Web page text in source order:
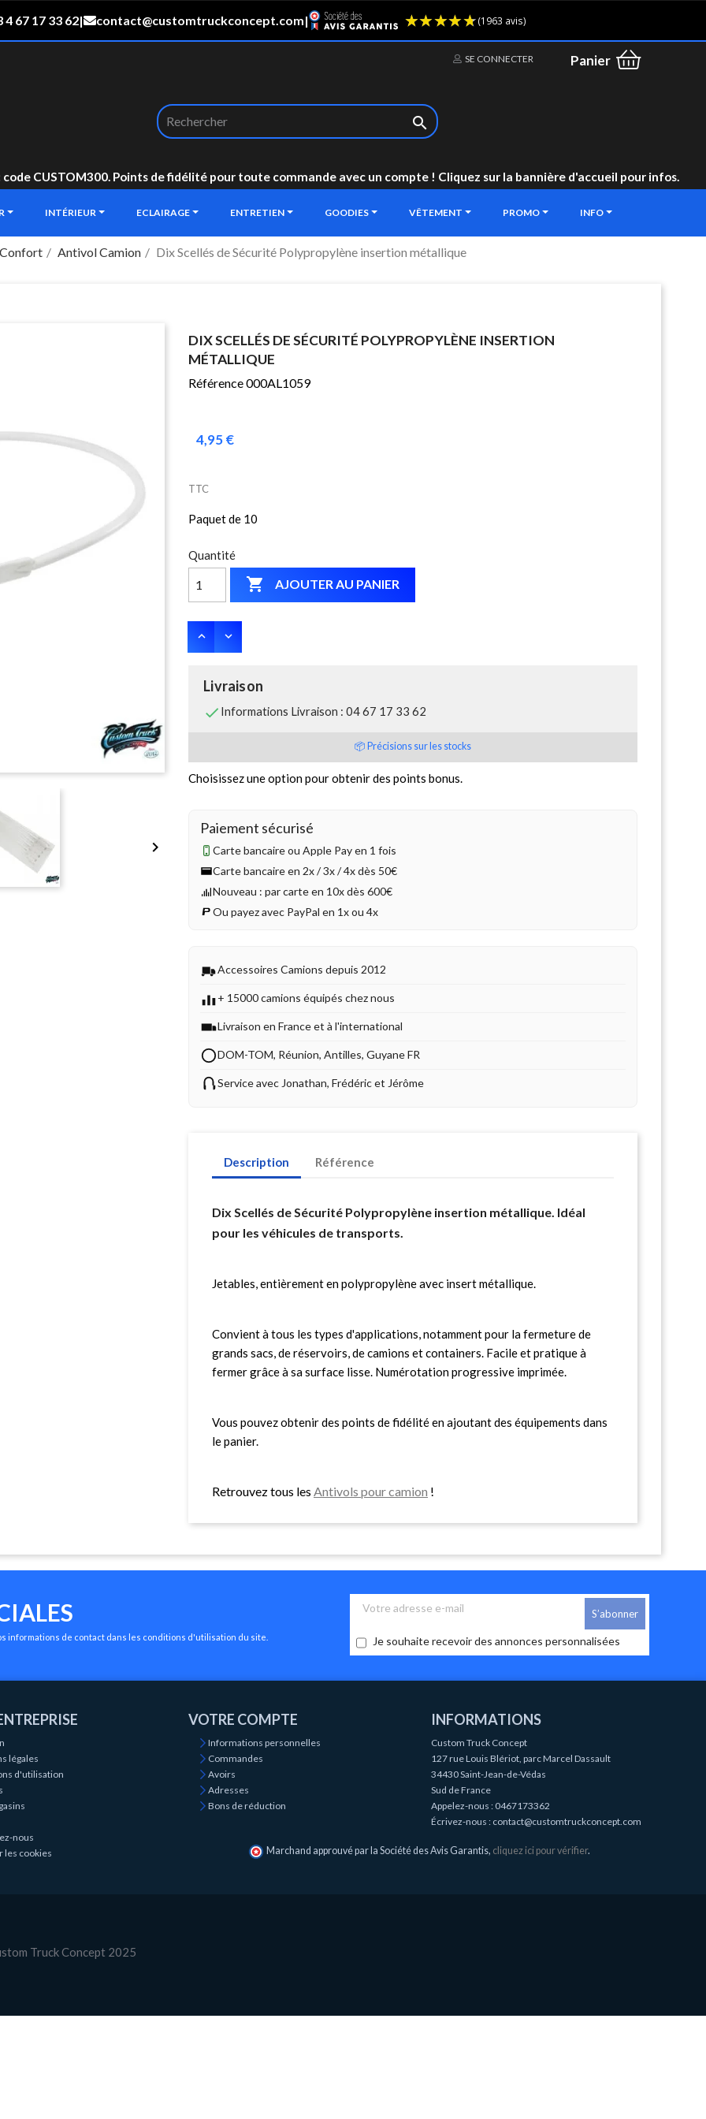
4 67 17 33 62| contact@customtruckconcept.com|
SE CONNECTER Panier

code CUSTOM300. Points de fidélité pour toute commande avec un compte ! Cliquez sur la bannière d'accueil pour infos.
INTÉRIEUR ECLAIRAGE ENTRETIEN GOODIES VÊTEMENT PROMO INFO
Antivol Camion Dix Scellés de Sécurité Polypropylène insertion métallique

DIX SCELLÉS DE SÉCURITÉ POLYPROPYLÈNE INSERTION
MÉTALLIQUE
Référence 000AL1059
4,95 €
TTC
Paquet de 10
Quantité
 AJOUTER AU PANIER
Livraison
 Informations Livraison : 04 67 17 33 62
📦 Précisions sur les stocks
Choisissez une option pour obtenir des points bonus.
Paiement sécurisé
Carte bancaire ou Apple Pay en 1 fois
Carte bancaire en 2x / 3x / 4x dès 50€
Nouveau : par carte en 10x dès 600€
Ou payez avec PayPal en 1x ou 4x
Accessoires Camions depuis 2012
+ 15000 camions équipés chez nous
Livraison en France et à l'international
DOM-TOM, Réunion, Antilles, Guyane FR
Service avec Jonathan, Frédéric et Jérôme
Description Référence
Dix Scellés de Sécurité Polypropylène insertion métallique. Idéal
pour les véhicules de transports.
Jetables, entièrement en polypropylène avec insert métallique.
Convient à tous les types d'applications, notamment pour la fermeture de
grands sacs, de réservoirs, de camions et containers. Facile et pratique à
fermer grâce à sa surface lisse. Numérotation progressive imprimée.
Vous pouvez obtenir des points de fidélité en ajoutant des équipements dans
le panier.
Retrouvez tous les Antivols pour camion !
informations de contact dans les conditions d'utilisation du site. Je souhaite recevoir des annonces personnalisées
légales
d'utilisation
nous
les cookies
VOTRE COMPTE
Informations personnelles
Commandes
Avoirs
Adresses
Bons de réduction
INFORMATIONS
Custom Truck Concept
127 rue Louis Blériot, parc Marcel Dassault
34430 Saint-Jean-de-Védas
Sud de France
Appelez-nous : 0467173362
Écrivez-nous : contact@customtruckconcept.com
Marchand approuvé par la Société des Avis Garantis, cliquez ici pour vérifier.
Truck Concept 2025